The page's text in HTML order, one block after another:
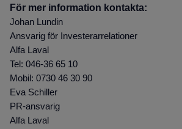
För mer information kontakta:
Johan Lundin
Ansvarig för Investerarrelationer
Alfa Laval
Tel: 046-36 65 10
Mobil: 0730 46 30 90
Eva Schiller
PR-ansvarig
Alfa Laval